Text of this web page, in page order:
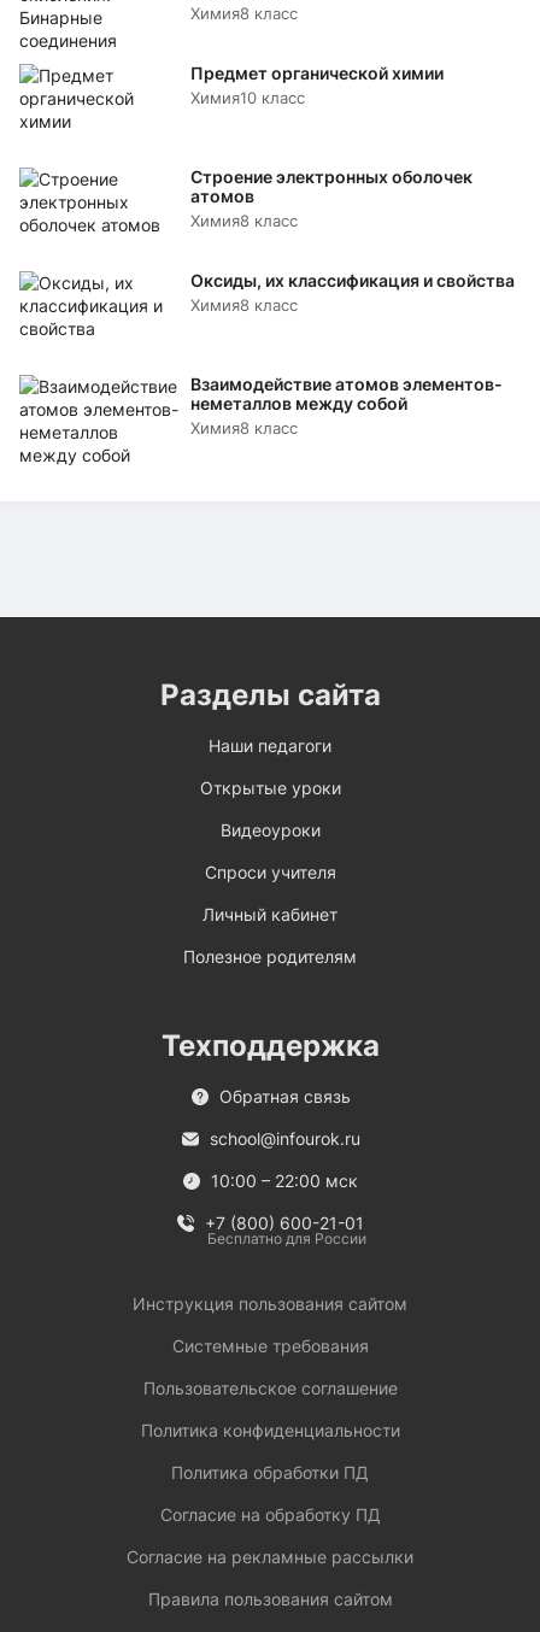
Химия8 класс
Предмет органической химии
Химия10 класс
Строение электронных оболочек
атомов
Химия8 класс
Оксиды, их классификация и свойства
Химия8 класс
Взаимодействие атомов элементов-
неметаллов между собой
Химия8 класс
Разделы сайта
Наши педагоги
Открытые уроки
Видеоуроки
Спроси учителя
Личный кабинет
Полезное родителям
Техподдержка
Обратная связь
school@infourok.ru
10:00 – 22:00 мск
+7 (800) 600-21-01
Бесплатно для России
Инструкция пользования сайтом
Системные требования
Пользовательское соглашение
Политика конфиденциальности
Политика обработки ПД
Согласие на обработку ПД
Согласие на рекламные рассылки
Правила пользования сайтом